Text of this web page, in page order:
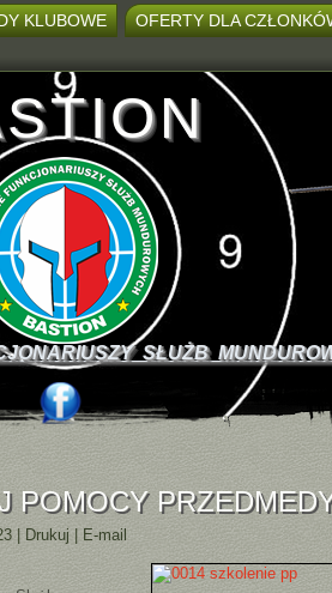
KLUBOWE OFERTY DLA
SŁUŻB
POMOCY
| Drukuj
E-mail